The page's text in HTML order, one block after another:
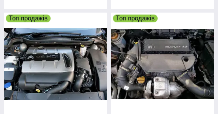
Наш автосервіс надає свої послуги вже
більш ніж 20 років
Ми використовуємо високотехнологічне
європейське обладнання
Топ продажів Топ продажів